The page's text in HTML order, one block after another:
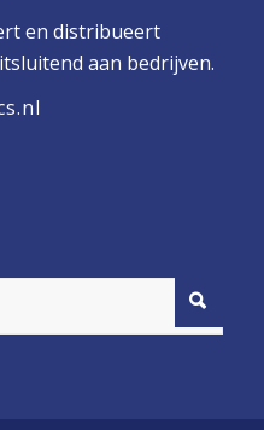
en distribueert
aan bedrijven.